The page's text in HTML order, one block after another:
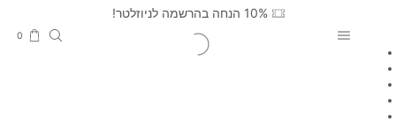
10% הנחה בהרשמה לניוזלטר!
0